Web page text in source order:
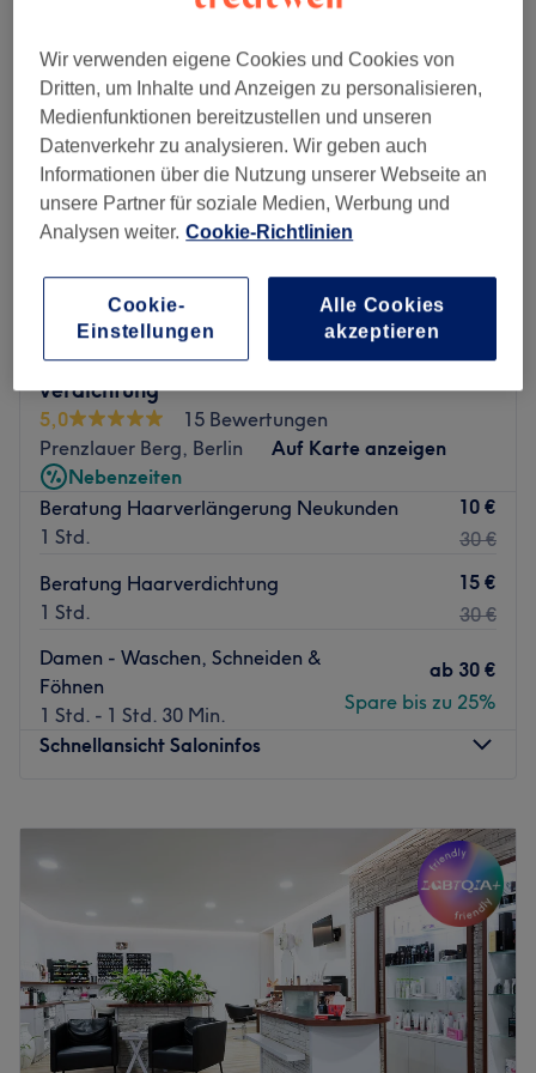
Ulrike Evard Haarverlängerung & -
verdichtung
5,0
15 Bewertungen
Prenzlauer Berg, Berlin
Auf Karte anzeigen
Nebenzeiten
Beratung Haarverlängerung Neukunden
1 Std.
10 €
30 €
Beratung Haarverdichtung
1 Std.
15 €
30 €
Damen - Waschen, Schneiden &
Föhnen
1 Std. - 1 Std. 30 Min.
ab 30 €
Spare bis zu 25%
Schnellansicht Saloninfos
09:00–10:30
Mittwoch
Geschlossen
Donnerstag
Geschlossen
Geschlossen
Samstag
09:00–18:00
Sonntag
Geschlossen
Das Studio Ulrike Evard Haarverlängerung & -
Wir verwenden eigene Cookies und Cookies von
Dritten, um Inhalte und Anzeigen zu personalisieren,
Medienfunktionen bereitzustellen und unseren
Datenverkehr zu analysieren. Wir geben auch
Informationen über die Nutzung unserer Webseite an
unsere Partner für soziale Medien, Werbung und
Analysen weiter. Cookie-Richtlinien
Cookie-
Einstellungen
Alle Cookies
akzeptieren